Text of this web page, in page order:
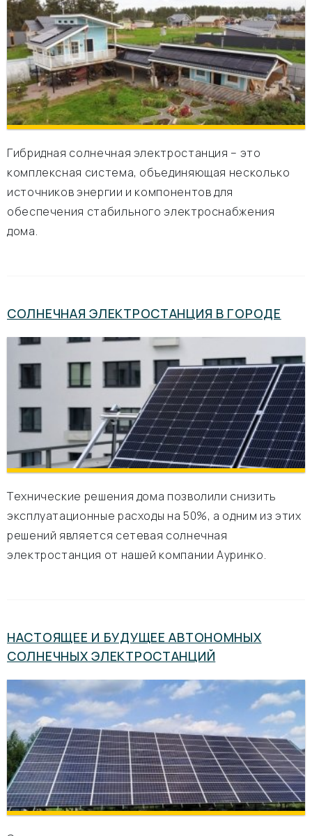
Гибридная солнечная электростанция – это
комплексная система, объединяющая несколько
источников энергии и компонентов для
обеспечения стабильного электроснабжения
дома.
СОЛНЕЧНАЯ ЭЛЕКТРОСТАНЦИЯ В ГОРОДЕ
Технические решения дома позволили снизить
эксплуатационные расходы на 50%, а одним из этих
решений является сетевая солнечная
электростанция от нашей компании Ауринко.
НАСТОЯЩЕЕ И БУДУЩЕЕ АВТОНОМНЫХ
СОЛНЕЧНЫХ ЭЛЕКТРОСТАНЦИЙ